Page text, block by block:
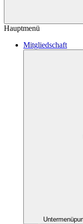
Hauptmenü
Mitgliedschaft